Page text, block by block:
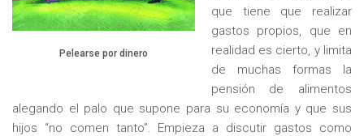
Pelearse por dinero
que tiene que realizar
gastos propios, que en
realidad es cierto, y limita
de muchas formas la
pensión de alimentos
alegando el palo que supone para su economía y que sus
hijos “no comen tanto”. Empieza a discutir gastos como